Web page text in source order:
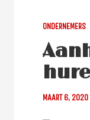
ONDERNEMERS
MAART 6, 2020